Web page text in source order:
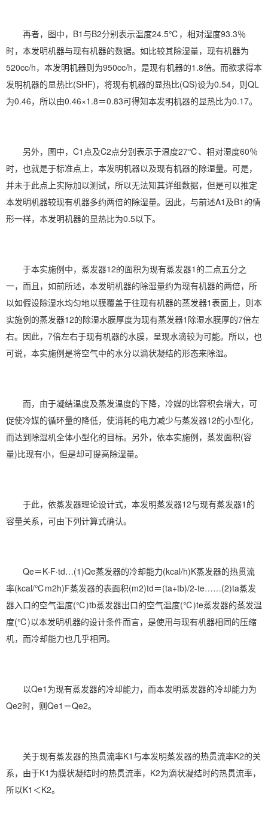
再者，图中，B1与B2分别表示温度24.5℃，相对湿度93.3％
时，本发明机器与现有机器的数据。如比较其除湿量，现有机器为
520cc/h，本发明机器则为950cc/h，是现有机器的1.8倍。而欲求得本
发明机器的显热比(SHF)，将现有机器的显热比(QS)设为0.54，则QL
为0.46，所以由0.46×1.8＝0.83可得知本发明机器的显热比为0.17。
另外，图中，C1点及C2点分别表示于温度27℃、相对湿度60％
时，也就是于标准点上，本发明机器以及现有机器的除湿量。可是，
并未于此点上实际加以测试，所以无法知其详细数据，但是可以推定
本发明机器较现有机器多约两倍的除湿量。因此，与前述A1及B1的情
形一样，本发明机器的显热比为0.5以下。
于本实施例中，蒸发器12的面积为现有蒸发器1的二点五分之
一，而且，如前所述，本发明机器的除湿量约为现有机器的两倍，所
以如假设除湿水均匀地以膜覆盖于往现有机器的蒸发器1表面上，则本
实施例的蒸发器12的除湿水膜厚度为现有蒸发器1除湿水膜厚的7倍左
右。因此，7倍左右于现有机器的水膜，呈现水滴较为可能。所以，也
可说，本实施例是将空气中的水分以滴状凝结的形态来除湿。
而，由于凝结温度及蒸发温度的下降，冷媒的比容积会增大，可
促使冷媒的循环量的降低，使消耗的电力减少与蒸发器12的小型化，
而达到除湿机全体小型化的目标。另外，依本实施例，蒸发面积(容
量)比现有小，但是却可提高除湿量。
于此，依蒸发器理论设计式，本发明蒸发器12与现有蒸发器1的
容量关系，可由下列计算式确认。
Qe＝K·F·td…(1)Qe蒸发器的冷却能力(kcal/h)K蒸发器的热贯流
率(kcal/℃m2h)F蒸发器的表面积(m2)td＝(ta+tb)/2-te……(2)ta蒸发
器入口的空气温度(℃)tb蒸发器出口的空气温度(℃)te蒸发器的蒸发温
度(℃)以本发明机器的设计条件而言，是使用与现有机器相同的压缩
机，而冷却能力也几乎相同。
以Qe1为现有蒸发器的冷却能力，而本发明蒸发器的冷却能力为
Qe2时，则Qe1＝Qe2。
关于现有蒸发器的热贯流率K1与本发明蒸发器的热贯流率K2的关
系，由于K1为膜状凝结时的热贯流率，K2为滴状凝结时的热贯流率，
所以K1＜K2。